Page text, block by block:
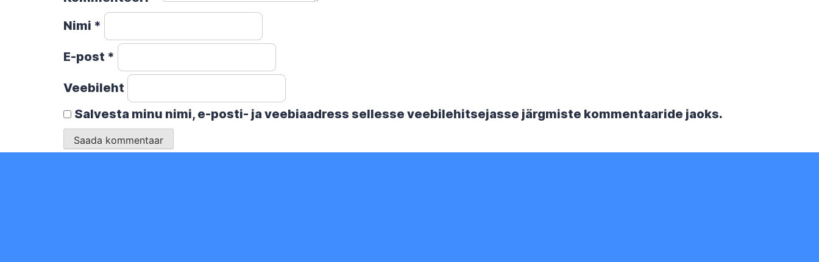
Nimi *
E-post *
Veebileht
Salvesta minu nimi, e-posti- ja veebiaadress sellesse veebilehitsejasse järgmiste kommentaaride jaoks.